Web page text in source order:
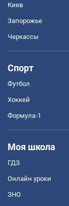
Киев
Запорожье
Черкассы
Спорт
Футбол
Хоккей
Формула-1
Моя школа
ГДЗ
Онлайн уроки
ЗНО